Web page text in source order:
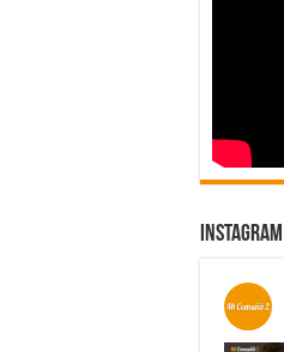
Instagram